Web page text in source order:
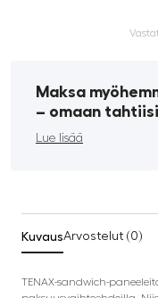
Maksa
­– omaan
Lue lisää
KuvausArvostelut (0)
TENAX-sandwich-